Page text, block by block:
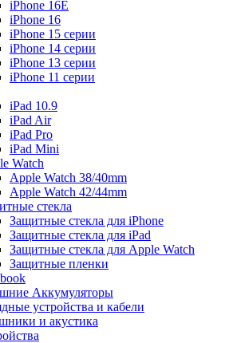
iPhone 16E
iPhone 16
iPhone 15 серии
iPhone 14 серии
iPhone 13 серии
iPhone 11 серии
iPad 10.9
iPad Air
iPad Pro
iPad Mini
Watch
Apple Watch 38/40mm
Apple Watch 42/44mm
стекла
Защитные стекла для iPhone
Защитные стекла для iPad
Защитные стекла для Apple Watch
Защитные пленки
Аккумуляторы
устройства и кабели
и акустика